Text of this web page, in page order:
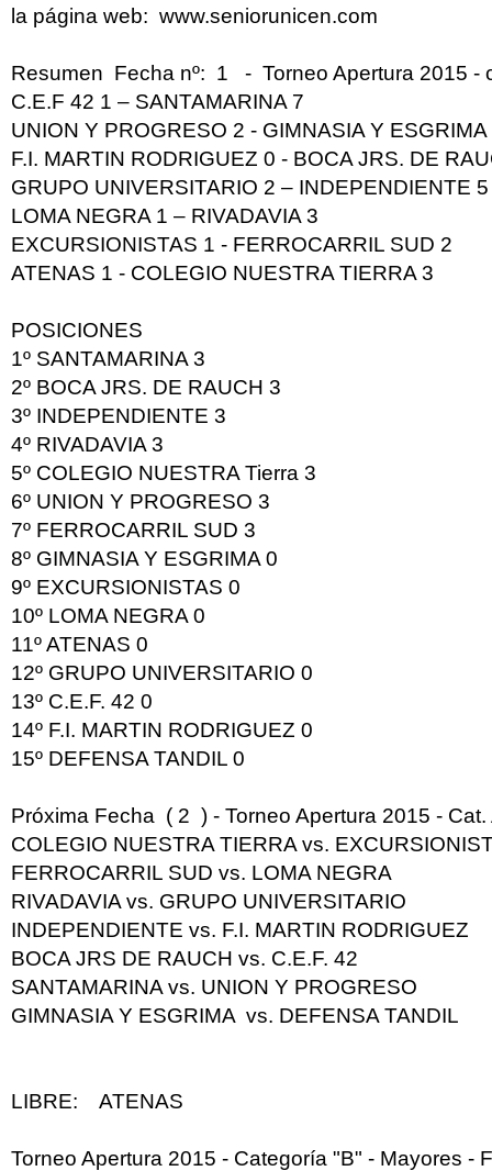
la página web: www.seniorunicen.com
Resumen Fecha nº: 1 - Torneo Apertura 2015 -
C.E.F 42 1 – SANTAMARINA 7
UNION Y PROGRESO 2 - GIMNASIA Y ESGRIMA
F.I. MARTIN RODRIGUEZ 0 - BOCA JRS. DE
GRUPO UNIVERSITARIO 2 – INDEPENDIENTE 5
LOMA NEGRA 1 – RIVADAVIA 3
EXCURSIONISTAS 1 - FERROCARRIL SUD 2
ATENAS 1 - COLEGIO NUESTRA TIERRA 3
POSICIONES
1º SANTAMARINA 3
2º BOCA JRS. DE RAUCH 3
3º INDEPENDIENTE 3
4º RIVADAVIA 3
5º COLEGIO NUESTRA Tierra 3
6º UNION Y PROGRESO 3
7º FERROCARRIL SUD 3
8º GIMNASIA Y ESGRIMA 0
9º EXCURSIONISTAS 0
10º LOMA NEGRA 0
11ºATENAS 0
12º GRUPO UNIVERSITARIO 0
13º C.E.F. 42 0
14º F.I. MARTIN RODRIGUEZ 0
15º DEFENSA TANDIL 0
Próxima Fecha ( 2 ) - Torneo Apertura 2015 - Cat.
COLEGIO NUESTRA TIERRA vs.
FERROCARRIL SUD vs. LOMA NEGRA
RIVADAVIA vs. GRUPO UNIVERSITARIO
INDEPENDIENTE vs. F.I. MARTIN RODRIGUEZ
BOCA JRS DE RAUCH vs. C.E.F. 42
SANTAMARINA vs. UNION Y PROGRESO
GIMNASIA Y ESGRIMA vs. DEFENSA TANDIL
LIBRE: ATENAS
Torneo Apertura 2015 - Categoría "B" - Mayores -